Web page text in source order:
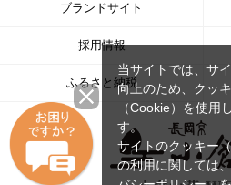
ブランドサイト
採用情報
ふるさと納税
当サイトでは、サ
向上のため、クッ
（Cookie）を使用
す。
サイトのクッキー
の利用に関しては、